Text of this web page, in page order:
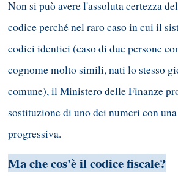
Non si può avere l'assoluta certezza
codice perché nel raro caso in cui il
codici identici (caso di due persone
cognome molto simili, nati lo stesso
comune), il Ministero delle Finanze
sostituzione di uno dei numeri con
progressiva.
Ma che cos'è il codice fiscale?